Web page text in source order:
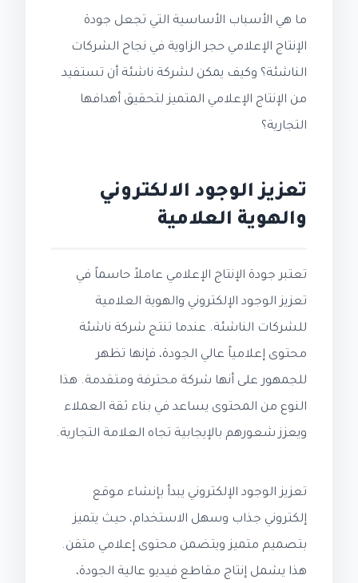
ما هي الأسباب الأساسية التي تجعل جودة
الإنتاج الإعلامي حجر الزاوية في نجاح الشركات
الناشئة؟ وكيف يمكن لشركة ناشئة أن تستفيد
من الإنتاج الإعلامي المتميز لتحقيق أهدافها
التجارية؟
تعزيز الوجود الالكتروني
والهوية العلامية
تعتبر جودة الإنتاج الإعلامي عاملاً حاسماً في
تعزيز الوجود الإلكتروني والهوية العلامية
للشركات الناشئة. عندما تنتج شركة ناشئة
محتوى إعلامياً عالي الجودة، فإنها تظهر
للجمهور على أنها شركة محترفة ومتقدمة. هذا
النوع من المحتوى يساعد في بناء ثقة العملاء
ويعزز شعورهم بالإيجابية تجاه العلامة التجارية.
تعزيز الوجود الإلكتروني يبدأ بإنشاء موقع
إلكتروني جذاب وسهل الاستخدام، حيث يتميز
بتصميم متميز ويتضمن محتوى إعلامي متقن.
هذا يشمل إنتاج مقاطع فيديو عالية الجودة،